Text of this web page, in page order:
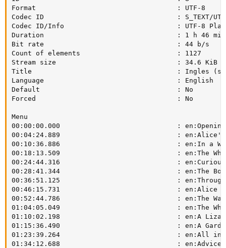
Format                                   : UTF-8
Codec ID                                 : S_TEXT/
Codec ID/Info                            : UTF-8
Duration                                 : 1 h 46 min
Bit rate                                 : 44 b/s
Count of elements                        : 1127
Stream size                              : 34.6 KiB
Title                                    : Ingles
Language                                 : English
Default                                  : No
Forced                                   : No
Menu
00:00:00.000                             : en:Opening
00:04:24.889                             : en:Alice's
00:10:36.886                             : en:In a
00:18:13.509                             : en:The
00:24:44.316                             : en:Curiouser
00:28:41.344                             : en:The
00:36:51.125                             : en:Through
00:46:15.731                             : en:Alice Meets
00:52:44.786                             : en:The
01:04:05.049                             : en:The White
01:10:02.198                             : en:A Lizard
01:15:36.490                             : en:A Garden
01:23:39.264                             : en:All in the
01:34:12.688                             : en:Advice